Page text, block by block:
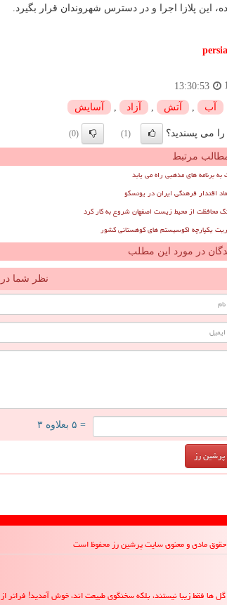
این پلازا اجرا و در دسترس شهروندان قرار بگیرد.
13:30:53
آب آتش آزاد آسایش
می پسندید؟ (1)
(0)
مرتبط
برنامه های مذهبی راه می یابد
اقتدار فرهنگی ایران در یونسکو
محافظت از محیط زیست اصفهان شروع به کار کرد
یکپارچه اکوسیستم های کوهستانی کشور
در مورد این مطلب
نظر شما
= ۵ بعلاوه ۳
ها فقط زیبا نیستند، بلکه سخنگوی طبیعت اند، خوش آمدید! فراتر